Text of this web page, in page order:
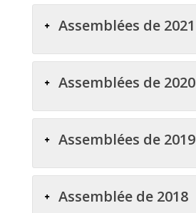
Assemblées de 2021
Assemblées de 2020
Assemblées de 2019
Assemblée de 2018